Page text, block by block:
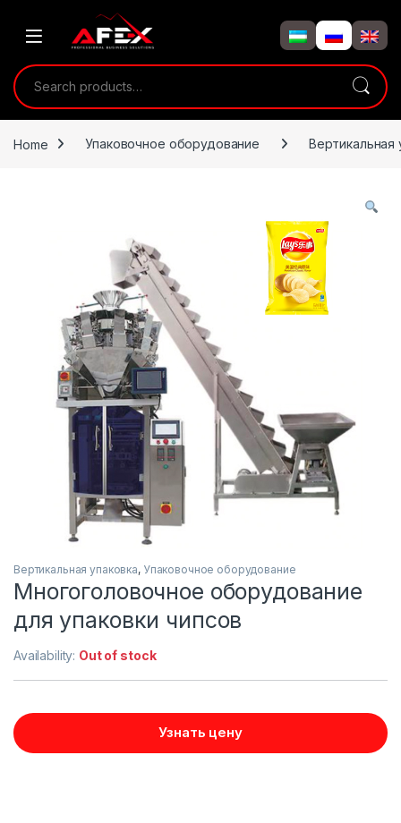
Search for:
Home Упаковочное оборудование Вертикальная
Вертикальная упаковка, Упаковочное оборудование
Многоголовочное оборудование
для упаковки чипсов
Availability: Out of stock
Узнать цену